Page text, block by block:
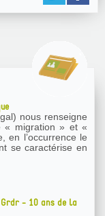
nous renseigne
« migration » et «
en l’occurrence le
Grdr - 10 ans de la